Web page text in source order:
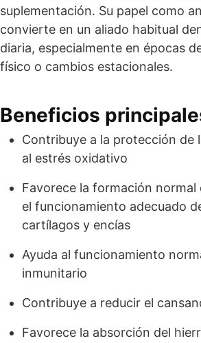
suplementación. Su papel como
convierte en un aliado habitual
diaria, especialmente en épocas
físico o cambios estacionales.
Beneficios
Contribuye a la protección de
al estrés oxidativo
Favorece la formación normal
el funcionamiento adecuado
cartílagos y encías
Ayuda al funcionamiento
inmunitario
Contribuye a reducir el
Favorece la absorción del